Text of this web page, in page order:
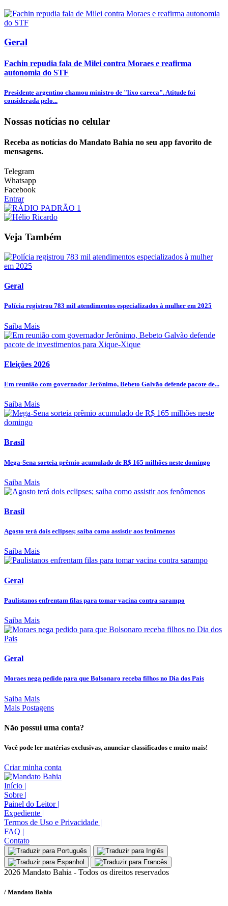
Geral
Fachin repudia fala de Milei contra Moraes e reafirma
autonomia do STF
Presidente argentino chamou ministro de "lixo careca". Atitude foi
considerada pelo...
Nossas notícias no celular
Receba as notícias do Mandato Bahia no seu app favorito de
mensagens.
Telegram
Whatsapp
Facebook
Entrar
Veja Também
Geral
Polícia registrou 783 mil atendimentos especializados à mulher em 2025
Saiba Mais
Eleições 2026
Em reunião com governador Jerônimo, Bebeto Galvão defende pacote de...
Saiba Mais
Brasil
Mega-Sena sorteia prêmio acumulado de R$ 165 milhões neste domingo
Saiba Mais
Brasil
Agosto terá dois eclipses; saiba como assistir aos fenômenos
Saiba Mais
Geral
Paulistanos enfrentam filas para tomar vacina contra sarampo
Saiba Mais
Geral
Moraes nega pedido para que Bolsonaro receba filhos no Dia dos Pais
Saiba Mais
Mais Postagens
Não possui uma conta?
Você pode ler matérias exclusivas, anunciar classificados e muito mais!
Criar minha conta
Início |
Sobre |
Painel do Leitor |
Expediente |
Termos de Uso e Privacidade |
FAQ |
Contato
2026 Mandato Bahia - Todos os direitos reservados
/ Mandato Bahia